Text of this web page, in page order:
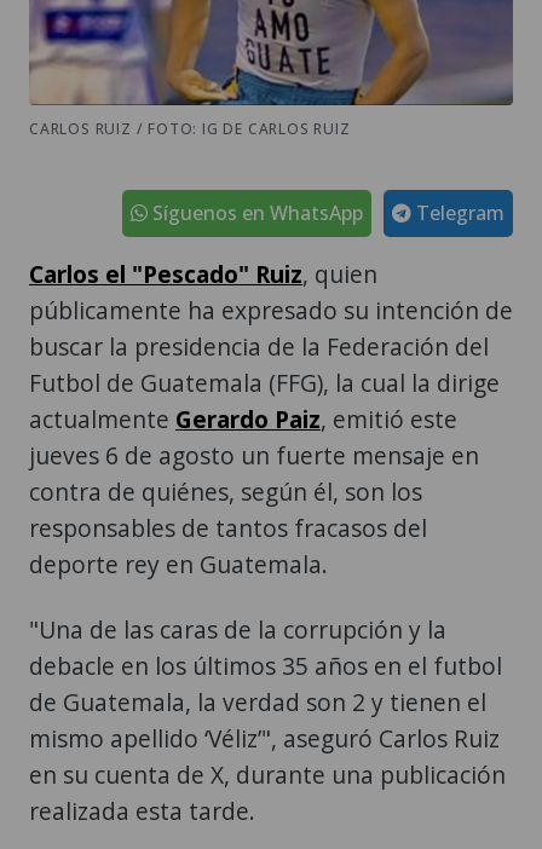
CARLOS RUIZ / FOTO: IG DE CARLOS RUIZ
Telegram
Síguenos en WhatsApp
Carlos el "Pescado" Ruiz, quien
públicamente ha expresado su intención de
buscar la presidencia de la Federación del
Futbol de Guatemala (FFG), la cual la dirige
actualmente Gerardo Paiz, emitió este
jueves 6 de agosto un fuerte mensaje en
contra de quiénes, según él, son los
responsables de tantos fracasos del
deporte rey en Guatemala.
"Una de las caras de la corrupción y la
debacle en los últimos 35 años en el futbol
de Guatemala, la verdad son 2 y tienen el
mismo apellido ‘Véliz’", aseguró Carlos Ruiz
en su cuenta de X, durante una publicación
realizada esta tarde.